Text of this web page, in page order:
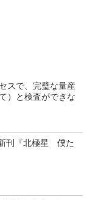
スで、完璧な量産
）と検査ができな
刊『北極星 僕た